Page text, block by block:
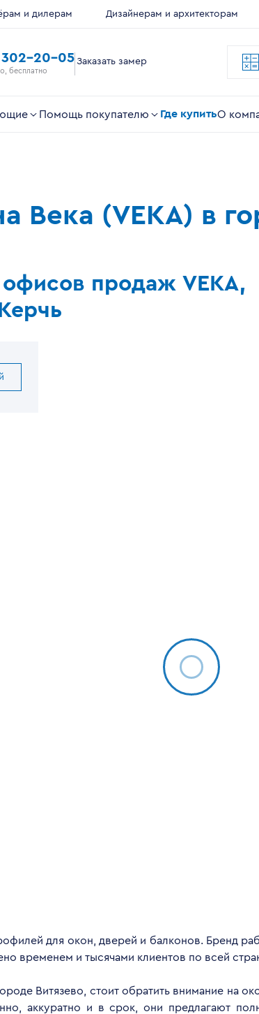
и дилерам Дизайнерам и архитекторам
20-05
бесплатно
Заказать замер
Помощь покупателю Где купитьО
Века (VEKA) в
продаж VEKA,
для окон, дверей и балконов. Бренд
временем и тысячами клиентов по всей
Витязево, стоит обратить внимание на
аккуратно и в срок, они предлагают